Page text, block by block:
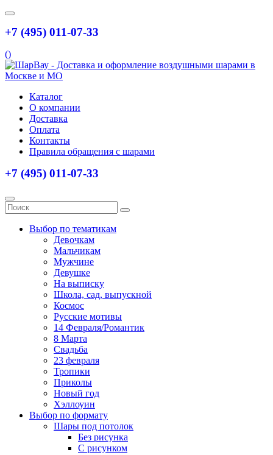
+7 (495) 011-07-33
()
Каталог
О компании
Доставка
Оплата
Контакты
Правила обращения с шарами
+7 (495) 011-07-33
Выбор по тематикам
Девочкам
Мальчикам
Мужчине
Девушке
На выписку
Школа, сад, выпускной
Космос
Русские мотивы
14 Февраля/Романтик
8 Марта
Свадьба
23 февраля
Тропики
Приколы
Новый год
Хэллоуин
Выбор по формату
Шары под потолок
Без рисунка
С рисунком